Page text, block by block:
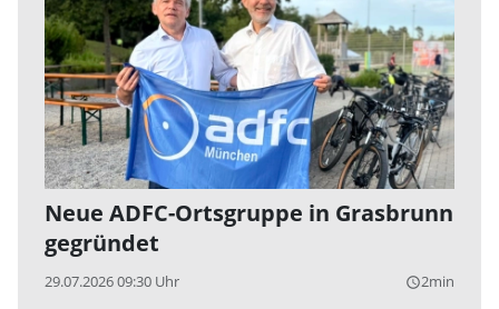
Neue ADFC-Ortsgruppe in Grasbrunn
gegründet
29.07.2026 09:30 Uhr query_builder2min